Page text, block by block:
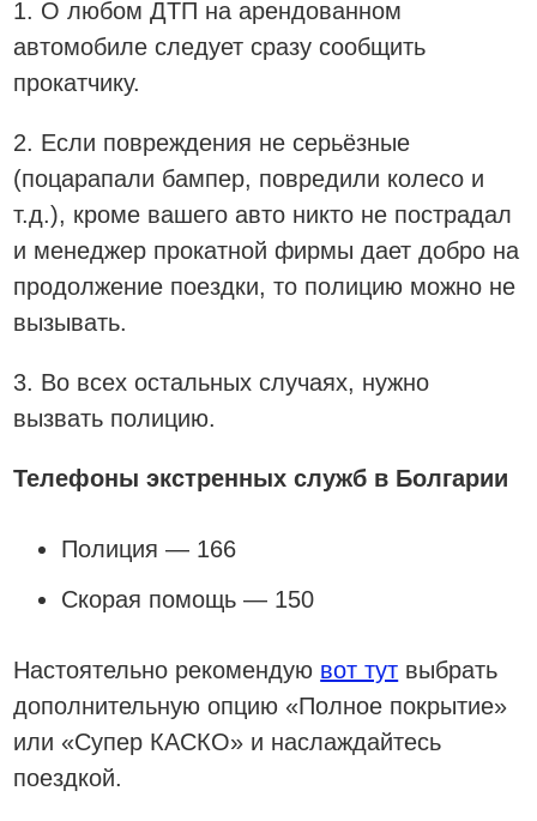
1. О любом ДТП на арендованном
автомобиле следует сразу сообщить
прокатчику.
2. Если повреждения не серьёзные
(поцарапали бампер, повредили колесо и
т.д.), кроме вашего авто никто не пострадал
и менеджер прокатной фирмы дает добро на
продолжение поездки, то полицию можно не
вызывать.
3. Во всех остальных случаях, нужно
вызвать полицию.
Телефоны экстренных служб в Болгарии
Полиция — 166
Скорая помощь — 150
Настоятельно рекомендую вот тут выбрать
дополнительную опцию «Полное покрытие»
или «Супер КАСКО» и наслаждайтесь
поездкой.